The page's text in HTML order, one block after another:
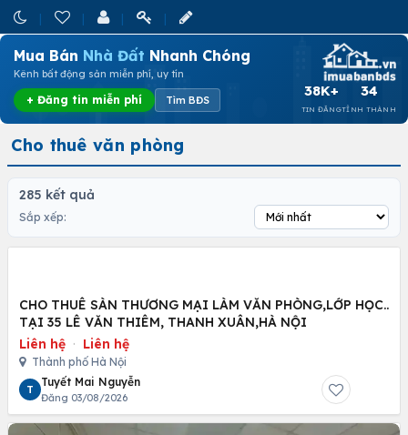
Mua Bán Nhà Đất Nhanh Chóng
Kênh bất động sản miễn phí, uy tín
+ Đăng tin miễn phí Tìm BĐS
38K+
TIN ĐĂNG
34
TỈNH THÀNH
Cho thuê văn phòng
285 kết quả
Sắp xếp:
CHO THUÊ SÀN THƯƠNG MẠI LÀM VĂN PHÒNG,LỚP HỌC..
TẠI 35 LÊ VĂN THIÊM, THANH XUÂN,HÀ NỘI
Liên hệ · Liên hệ
Thành phố Hà Nội
T
Tuyết Mai Nguyễn
Đăng 03/08/2026